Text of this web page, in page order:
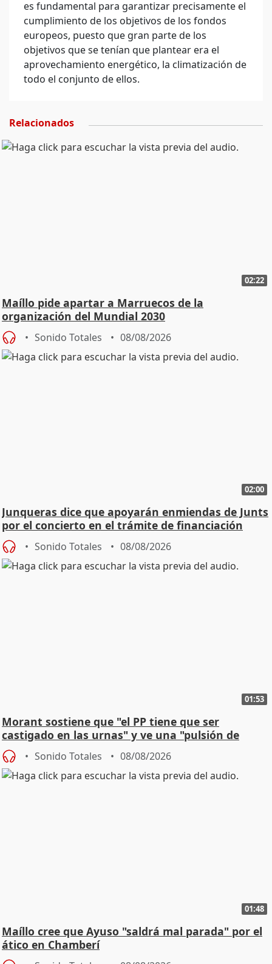
es fundamental para garantizar precisamente el
cumplimiento de los objetivos de los fondos
europeos, puesto que gran parte de los
objetivos que se tenían que plantear era el
aprovechamiento energético, la climatización de
todo el conjunto de ellos.
Relacionados
02:22
Maíllo pide apartar a Marruecos de la
organización del Mundial 2030
Sonido Totales 08/08/2026
02:00
Junqueras dice que apoyarán enmiendas de Junts
por el concierto en el trámite de financiación
Sonido Totales 08/08/2026
01:53
Morant sostiene que "el PP tiene que ser
castigado en las urnas" y ve una "pulsión de
cambio"
Sonido Totales 08/08/2026
01:48
Maíllo cree que Ayuso "saldrá mal parada" por el
ático en Chamberí